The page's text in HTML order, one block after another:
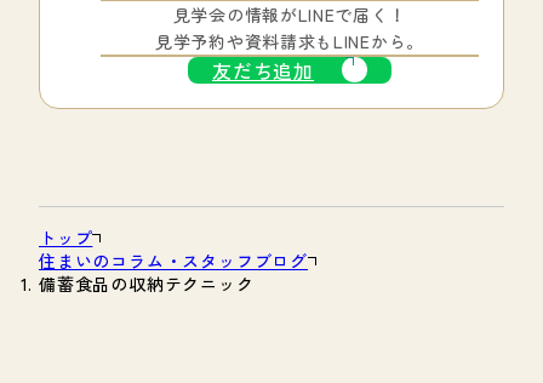
見学会の情報がLINEで届く！
見学予約や資料請求もLINEから。
友だち追加
トップ
住まいのコラム・スタッフブログ
備蓄食品の収納テクニック